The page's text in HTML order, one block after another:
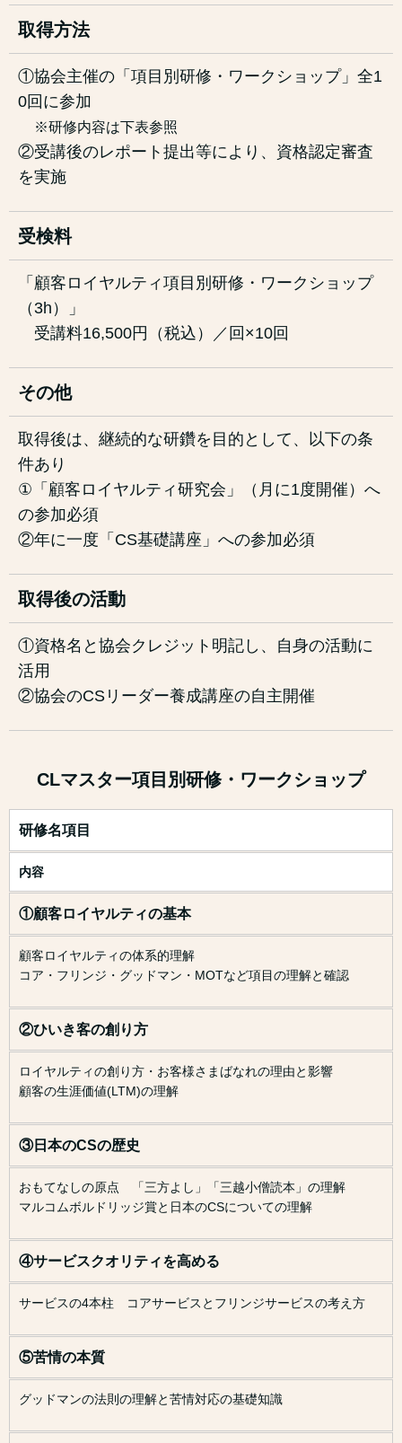
取得方法
①協会主催の「項目別研修・ワークショップ」全1
0回に参加
※研修内容は下表参照
②受講後のレポート提出等により、資格認定審査
を実施
受検料
「顧客ロイヤルティ項目別研修・ワークショップ
（3h）」
受講料16,500円（税込）／回×10回
その他
取得後は、継続的な研鑽を目的として、以下の条
件あり
①「顧客ロイヤルティ研究会」（月に1度開催）へ
の参加必須
②年に一度「CS基礎講座」への参加必須
取得後の活動
①資格名と協会クレジット明記し、自身の活動に
活用
②協会のCSリーダー養成講座の自主開催
CLマスター項目別研修・ワークショップ
研修名項目
内容
①顧客ロイヤルティの基本
顧客ロイヤルティの体系的理解
コア・フリンジ・グッドマン・MOTなど項目の理解と確認
②ひいき客の創り方
ロイヤルティの創り方・お客様さまばなれの理由と影響
顧客の生涯価値(LTM)の理解
③日本のCSの歴史
おもてなしの原点 「三方よし」「三越小僧読本」の理解
マルコムボルドリッジ賞と日本のCSについての理解
④サービスクオリティを高める
サービスの4本柱 コアサービスとフリンジサービスの考え方
⑤苦情の本質
グッドマンの法則の理解と苦情対応の基礎知識